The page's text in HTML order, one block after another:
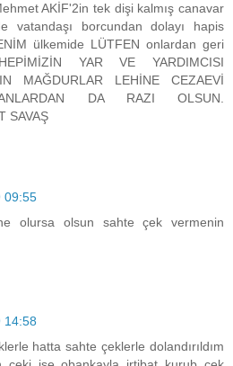
AKİF'2in tek dişi kalmış canavar
vatandaşı borcundan dolayı hapis
ülkemide LÜTFEN onlardan geri
YAR VE YARDIMCISI
MAĞDURLAR LEHİNE CEZAEVİ
DA RAZI OLSUN.
SAVAŞ
09:55
olursa olsun sahte çek vermenin
14:58
hatta sahte çeklerle dolandırıldım